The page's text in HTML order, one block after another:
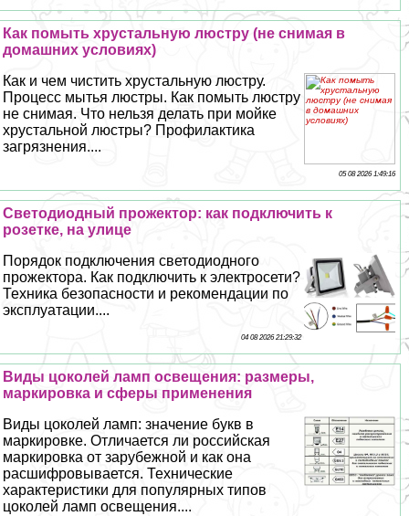
Как помыть хрустальную люстру (не снимая в
домашних условиях)
Как и чем чистить хрустальную люстру.
Процесс мытья люстры. Как помыть люстру
не снимая. Что нельзя делать при мойке
хрустальной люстры? Профилактика
загрязнения....
05 08 2026 1:49:16
Светодиодный прожектор: как подключить к
розетке, на улице
Порядок подключения светодиодного
прожектора. Как подключить к электросети?
Техника безопасности и рекомендации по
эксплуатации....
04 08 2026 21:29:32
Виды цоколей ламп освещения: размеры,
маркировка и сферы применения
Виды цоколей ламп: значение букв в
маркировке. Отличается ли российская
маркировка от зарубежной и как она
расшифровывается. Технические
хаpaктеристики для популярных типов
цоколей ламп освещения....